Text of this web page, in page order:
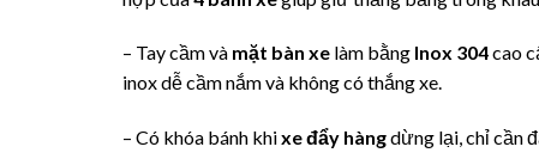
– Tay cầm và mặt bàn xe làm bằng Inox 304cao
inox dễ cầm nắm và không có thắng xe.
– Có khóa bánh khixe đẩy hàngdừng lại, chỉ cần